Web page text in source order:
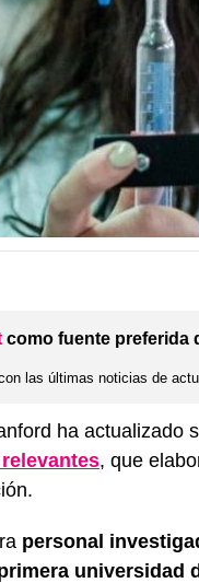
como fuente preferida
las últimas noticias de
ha actualizado
, que
personal
universidad